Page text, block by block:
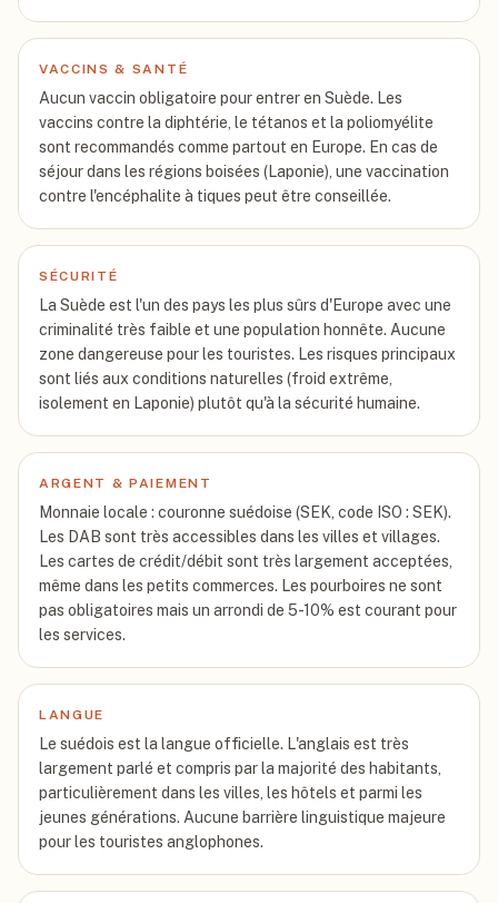
VACCINS & SANTÉ
Aucun vaccin obligatoire pour entrer en Suède. Les
vaccins contre la diphtérie, le tétanos et la poliomyélite
sont recommandés comme partout en Europe. En cas de
séjour dans les régions boisées (Laponie), une vaccination
contre l'encéphalite à tiques peut être conseillée.
SÉCURITÉ
La Suède est l'un des pays les plus sûrs d'Europe avec une
criminalité très faible et une population honnête. Aucune
zone dangereuse pour les touristes. Les risques principaux
sont liés aux conditions naturelles (froid extrême,
isolement en Laponie) plutôt qu'à la sécurité humaine.
ARGENT & PAIEMENT
Monnaie locale : couronne suédoise (SEK, code ISO : SEK).
Les DAB sont très accessibles dans les villes et villages.
Les cartes de crédit/débit sont très largement acceptées,
même dans les petits commerces. Les pourboires ne sont
pas obligatoires mais un arrondi de 5-10% est courant pour
les services.
LANGUE
Le suédois est la langue officielle. L'anglais est très
largement parlé et compris par la majorité des habitants,
particulièrement dans les villes, les hôtels et parmi les
jeunes générations. Aucune barrière linguistique majeure
pour les touristes anglophones.